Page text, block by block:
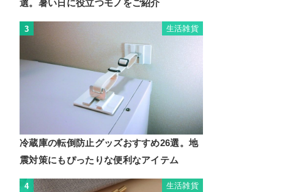
選。暑い日に役立つモノをご紹介
3 生活雑貨
冷蔵庫の転倒防止グッズおすすめ26選。地
震対策にもぴったりな便利なアイテム
4 生活雑貨